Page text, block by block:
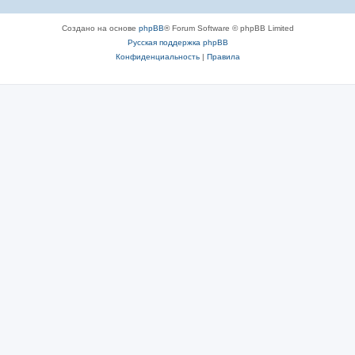
Создано на основе phpBB® Forum Software © phpBB Limited
Русская поддержка phpBB
Конфиденциальность| Правила